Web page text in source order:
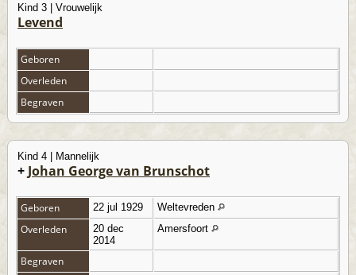
Kind 3 | Vrouwelijk
Levend
Geboren
Overleden
Begraven
Kind 4 | Mannelijk
+ Johan George van Brunschot
Geboren 22 jul 1929 Weltevreden
Overleden
20 dec
2014
Amersfoort
Begraven